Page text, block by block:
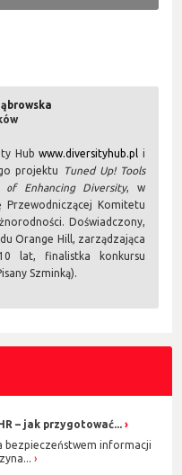
Hubwww.diversityhub.pl i
projektu
Tuned Up! Tools
Enhancing Diversity, w
Przewodniczącej Komitetu
Doświadczony,
Orange Hill, zarządzająca
lat, finalistka konkursu
Szminką).
– jak przygotować...
bezpieczeństwem informacji